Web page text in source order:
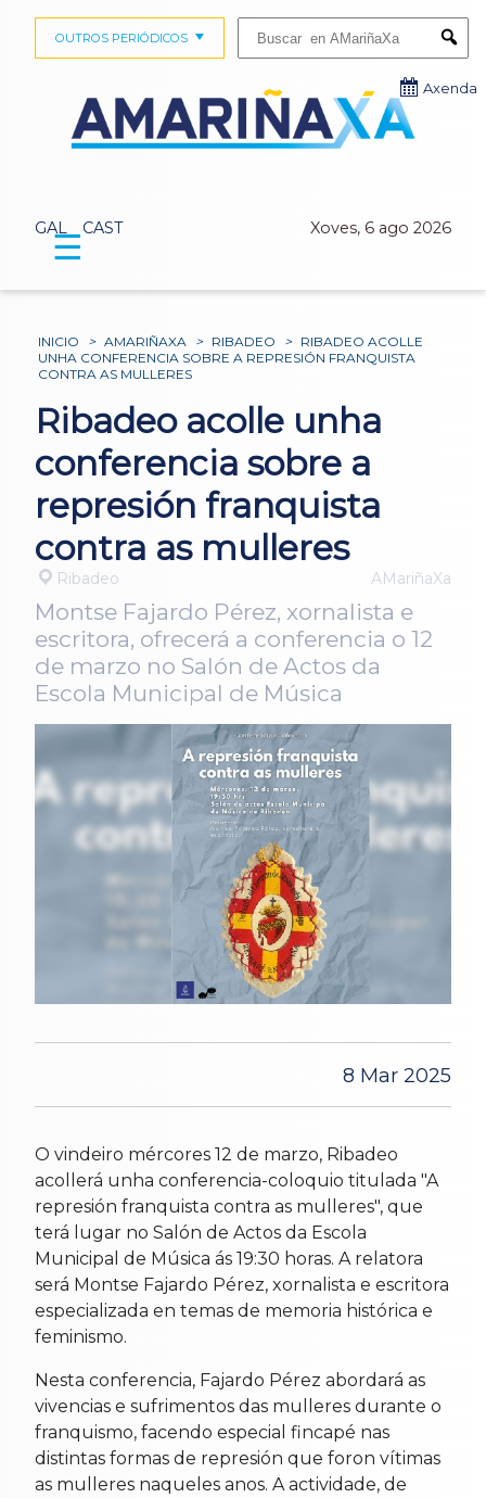
GAL CAST Xoves, 6 ago 2026
OUTROS PERIÓDICOS
Axenda
☰
INICIO > AMARIÑAXA > RIBADEO > RIBADEO ACOLLE
UNHA CONFERENCIA SOBRE A REPRESIÓN FRANQUISTA
CONTRA AS MULLERES
Ribadeo acolle unha
conferencia sobre a
represión franquista
contra as mulleres
Ribadeo AMariñaXa
Montse Fajardo Pérez, xornalista e
escritora, ofrecerá a conferencia o 12
de marzo no Salón de Actos da
Escola Municipal de Música
8 Mar 2025
O vindeiro mércores 12 de marzo, Ribadeo
acollerá unha conferencia-coloquio titulada "A
represión franquista contra as mulleres", que
terá lugar no Salón de Actos da Escola
Municipal de Música ás 19:30 horas. A relatora
será Montse Fajardo Pérez, xornalista e escritora
especializada en temas de memoria histórica e
feminismo.
Nesta conferencia, Fajardo Pérez abordará as
vivencias e sufrimentos das mulleres durante o
franquismo, facendo especial fincapé nas
distintas formas de represión que foron vítimas
as mulleres naqueles anos. A actividade, de